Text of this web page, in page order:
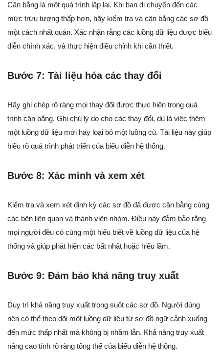
Cân bằng là một quá trình lặp lại. Khi bạn di chuyển đến các
mức trừu tượng thấp hơn, hãy kiểm tra và cân bằng các sơ đồ
một cách nhất quán. Xác nhận rằng các luồng dữ liệu được biểu
diễn chính xác, và thực hiện điều chỉnh khi cần thiết.
Bước 7: Tài liệu hóa các thay đổi
Hãy ghi chép rõ ràng mọi thay đổi được thực hiện trong quá
trình cân bằng. Ghi chú lý do cho các thay đổi, dù là việc thêm
một luồng dữ liệu mới hay loại bỏ một luồng cũ. Tài liệu này giúp
hiểu rõ quá trình phát triển của biểu diễn hệ thống.
Bước 8: Xác minh và xem xét
Kiểm tra và xem xét định kỳ các sơ đồ đã được cân bằng cùng
các bên liên quan và thành viên nhóm. Điều này đảm bảo rằng
mọi người đều có cùng một hiểu biết về luồng dữ liệu của hệ
thống và giúp phát hiện các bất nhất hoặc hiểu lầm.
Bước 9: Đảm bảo khả năng truy xuất
Duy trì khả năng truy xuất trong suốt các sơ đồ. Người dùng
nên có thể theo dõi một luồng dữ liệu từ sơ đồ ngữ cảnh xuống
đến mức thấp nhất mà không bị nhầm lẫn. Khả năng truy xuất
nâng cao tính rõ ràng tổng thể của biểu diễn hệ thống.